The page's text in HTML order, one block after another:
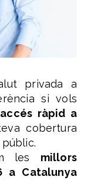
privada a
si vols
accés ràpid a
cobertura
les millors
a Catalunya